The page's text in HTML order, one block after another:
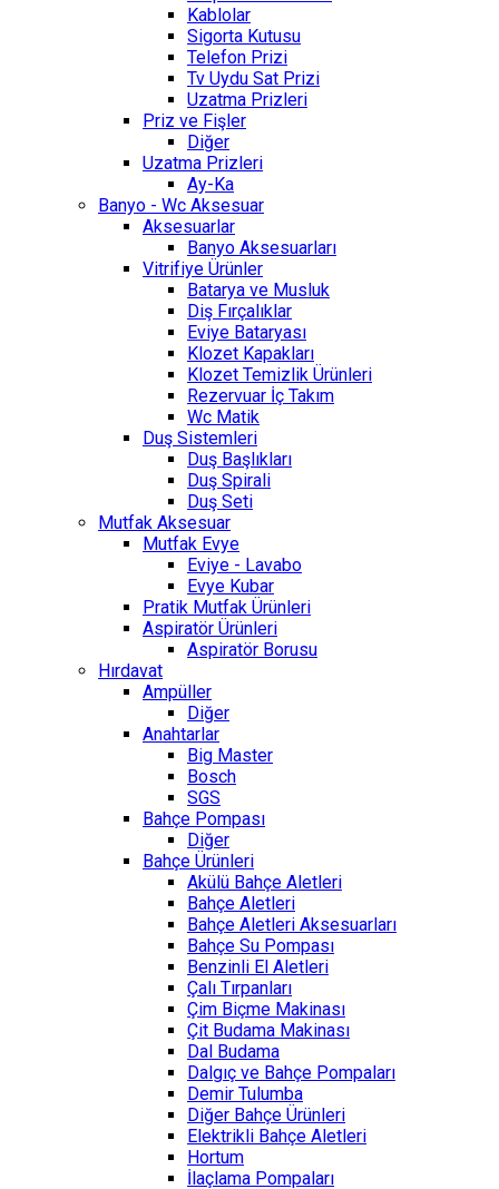
Kablolar
Sigorta Kutusu
Telefon Prizi
Tv Uydu Sat Prizi
Uzatma Prizleri
Priz ve Fişler
Diğer
Uzatma Prizleri
Ay-Ka
Banyo - Wc Aksesuar
Aksesuarlar
Banyo Aksesuarları
Vitrifiye Ürünler
Batarya ve Musluk
Diş Fırçalıklar
Eviye Bataryası
Klozet Kapakları
Klozet Temizlik Ürünleri
Rezervuar İç Takım
Wc Matik
Duş Sistemleri
Duş Başlıkları
Duş Spirali
Duş Seti
Mutfak Aksesuar
Mutfak Evye
Eviye - Lavabo
Evye Kubar
Pratik Mutfak Ürünleri
Aspiratör Ürünleri
Aspiratör Borusu
Hırdavat
Ampüller
Diğer
Anahtarlar
Big Master
Bosch
SGS
Bahçe Pompası
Diğer
Bahçe Ürünleri
Akülü Bahçe Aletleri
Bahçe Aletleri
Bahçe Aletleri Aksesuarları
Bahçe Su Pompası
Benzinli El Aletleri
Çalı Tırpanları
Çim Biçme Makinası
Çit Budama Makinası
Dal Budama
Dalgıç ve Bahçe Pompaları
Demir Tulumba
Diğer Bahçe Ürünleri
Elektrikli Bahçe Aletleri
Hortum
İlaçlama Pompaları